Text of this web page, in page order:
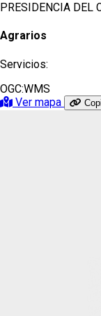
PRESIDENCIA DEL
Agrarios
Servicios:
OGC:WMS
Ver mapa